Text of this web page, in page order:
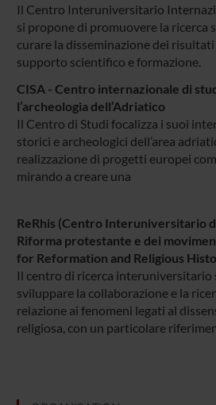
Il Centro Interuniversitario
si propone di promuovere la ricerca
curare la disseminazione dei
supporto scientifico e formazione.
CISA - Centro internazionale di
l’archeologia dell’Adriatico
Il Centro di Studi focalizza i suoi
storici e archeologici dell’area
realizzazione di progetti europei
mirando a creare una
ReRhis (Centro Interuniversitario
Riforma protestante e dei
for Reformation and Religious
Il centro di ricerca interuniversitario
sviluppare la collaborazione e la
relazione ai fenomeni legati al
religiosa, con un particolare